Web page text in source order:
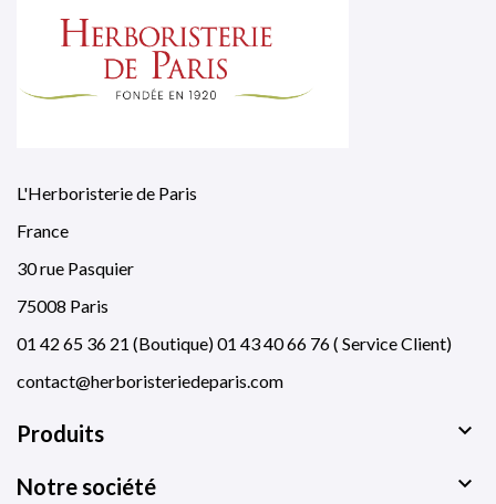
L'Herboristerie de Paris
France
30 rue Pasquier
75008 Paris
01 42 65 36 21 (Boutique) 01 43 40 66 76 ( Service Client)
contact@herboristeriedeparis.com
Produits 
Notre société 